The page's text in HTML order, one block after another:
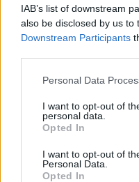
IAB’s list of downstream
also be disclosed by us to
Downstream Participants
Please note that this
not limited to your visit or
grant or deny consent to
use your data for below
consent section.
Personal Data
I want to opt-out of
personal data.
Opted In
I want to opt-out of
Personal Data.
Opted In
14 bemutatót
színház
szinhazhu•2014. május 23.